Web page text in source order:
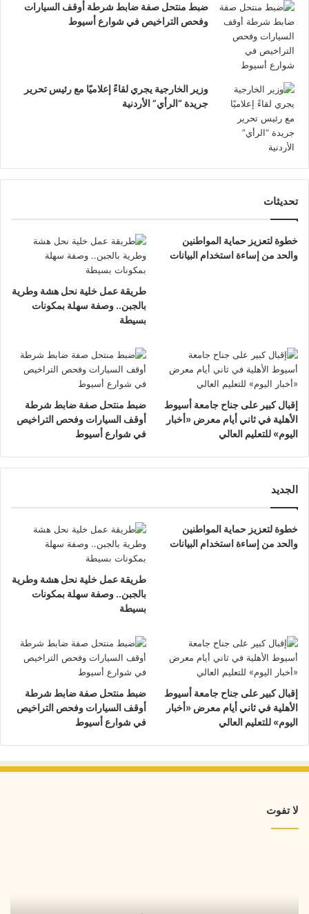
ضبط منتحل صفة ضابط شرطة أوقف السيارات
وفحص التراخيص في شوارع أسيوط
وزير الخارجية يجري لقاءً إعلاميًا مع رئيس تحرير
جريدة “الرأي” الأردنية
تحديثات
خطوة لتعزيز حماية المواطنين
والحد من إساءة استخدام البيانات
طريقة عمل خلية نحل هشة وطرية
بالجبن.. وصفة سهلة بمكونات
بسيطة
إقبال كبير على جناح جامعة أسيوط
الأهلية في ثاني أيام معرض «أخبار
اليوم» للتعليم العالي
ضبط منتحل صفة ضابط شرطة
أوقف السيارات وفحص التراخيص
في شوارع أسيوط
الجديد
خطوة لتعزيز حماية المواطنين
والحد من إساءة استخدام البيانات
طريقة عمل خلية نحل هشة وطرية
بالجبن.. وصفة سهلة بمكونات
بسيطة
إقبال كبير على جناح جامعة أسيوط
الأهلية في ثاني أيام معرض «أخبار
اليوم» للتعليم العالي
ضبط منتحل صفة ضابط شرطة
أوقف السيارات وفحص التراخيص
في شوارع أسيوط
لا تفوت